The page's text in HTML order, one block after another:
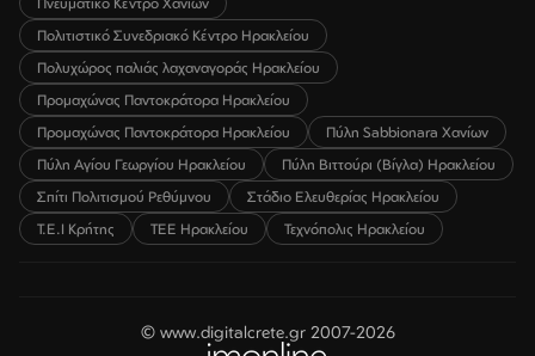
Πολιτιστικό Συνεδριακό Κέντρο Ηρακλείου
Πολυχώρος παλιάς λαχαναγοράς Ηρακλείου
Προμαχώνας Παντοκράτορα Ηρακλείου
Προμαχώνας Παντοκράτορα Ηρακλείου
Πύλη Sabbionara Χανίων
Πύλη Αγίου Γεωργίου Ηρακλείου
Πύλη Βιττούρι (Βίγλα) Ηρακλείου
Σπίτι Πολιτισμού Ρεθύμνου
Στάδιο Ελευθερίας Ηρακλείου
Τ.Ε.Ι Κρήτης
ΤΕΕ Ηρακλείου Τεχνόπολις Ηρακλείου
© www.digitalcrete.gr 2007-2026